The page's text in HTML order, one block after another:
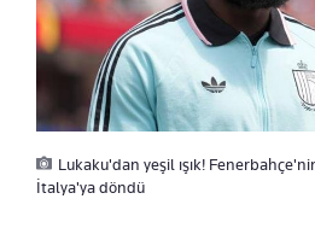
Lukaku'dan yeşil ışık!
İtalya'ya döndü